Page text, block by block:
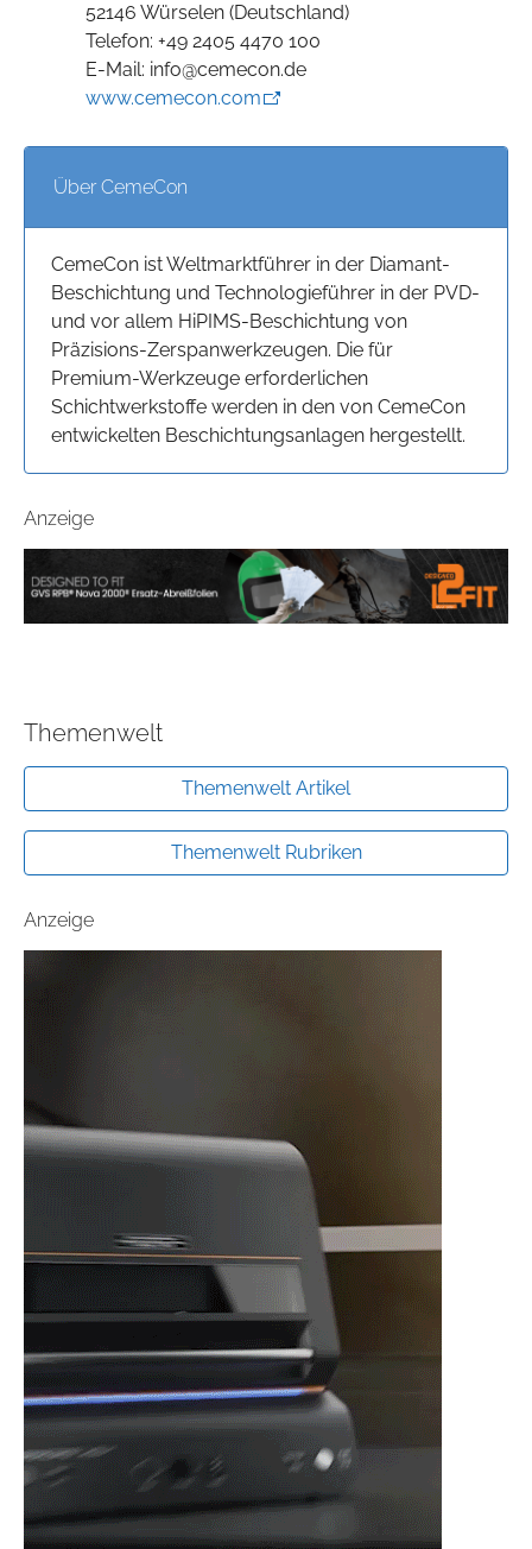
52146 Würselen (Deutschland)
Telefon: +49 2405 4470 100
E-Mail: info@cemecon.de
www.cemecon.com
Über CemeCon
CemeCon ist Weltmarktführer in der Diamant-
Beschichtung und Technologieführer in der PVD-
und vor allem HiPIMS-Beschichtung von
Präzisions-Zerspanwerkzeugen. Die für
Premium-Werkzeuge erforderlichen
Schichtwerkstoffe werden in den von CemeCon
entwickelten Beschichtungsanlagen hergestellt.
Anzeige
Themenwelt
Themenwelt Artikel
Themenwelt Rubriken
Anzeige